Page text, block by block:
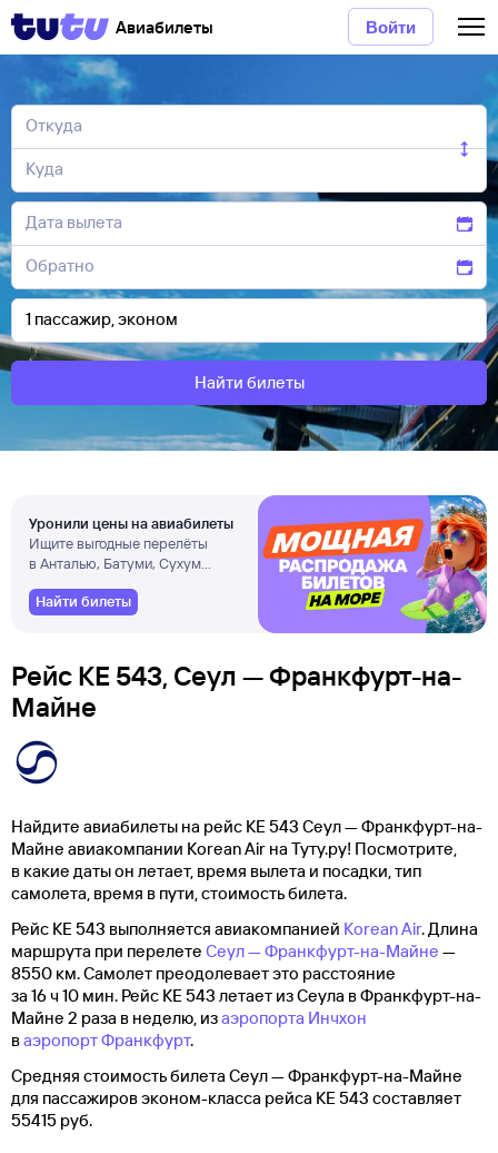
Авиабилеты Войти
Найти билеты
Уронили цены на авиабилеты
Ищите выгодные перелёты
в Анталью, Батуми, Сухум
Найти билеты
Рейс KE 543, Сеул — Франкфурт-на-
Майне
Найдите авиабилеты на рейс KE 543 Сеул — Франкфурт-на-
Майне авиакомпании Korean Air на Туту.ру! Посмотрите,
в какие даты он летает, время вылета и посадки, тип
самолета, время в пути, стоимость билета.
Рейс KE 543 выполняется авиакомпанией Korean Air. Длина
маршрута при перелете Сеул — Франкфурт-на-Майне —
8550 км. Самолет преодолевает это расстояние
за 16 ч 10 мин. Рейс KE 543 летает из Сеула в Франкфурт-на-
Майне 2 раза в неделю, изаэропорта Инчхон
ваэропорт Франкфурт.
Средняя стоимость билета Сеул — Франкфурт-на-Майне
для пассажиров эконом-класса рейса KE 543 составляет
55415 руб.